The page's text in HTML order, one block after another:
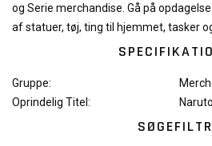
og Serie merchandise. Gå på
af statuer, tøj, ting til hjemmet, tasker
Gruppe:
Oprindelig Titel:
Naruto